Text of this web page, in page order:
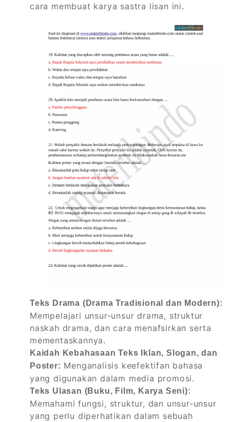
cara membuat karya sastra lisan ini.
Teks Drama (Drama Tradisional dan Modern):
Mempelajari unsur-unsur drama, struktur
naskah drama, dan cara menafsirkan serta
mementaskannya.
Kaidah Kebahasaan Teks Iklan, Slogan, dan
Poster: Menganalisis keefektifan bahasa
yang digunakan dalam media promosi.
Teks Ulasan (Buku, Film, Karya Seni):
Memahami fungsi, struktur, dan unsur-unsur
yang perlu diperhatikan dalam sebuah